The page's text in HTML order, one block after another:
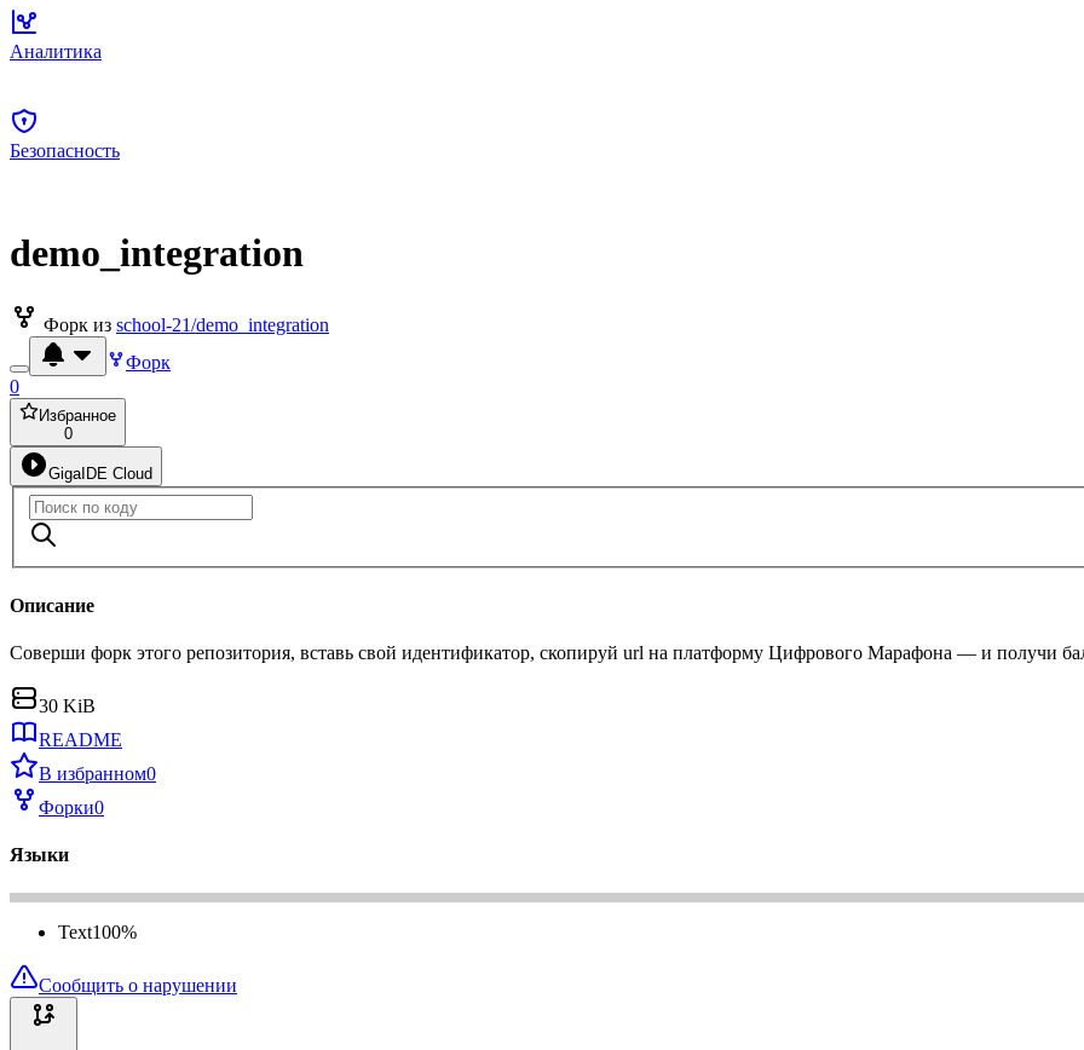
Аналитика
Безопасность
demo_integration
Форк из school-21/demo_integration
Форк
0
Избранное
0
GigaIDE Cloud
Описание
Соверши форк этого репозитория, вставь свой идентификатор, скопируй url на платформу Цифрового Марафона — и получи
30 KiB
README
В избранном0
Форки0
Языки
Text100%
Сообщить о нарушении